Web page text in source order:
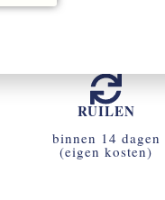
RUILEN
binnen 14 dagen
(eigen kosten)